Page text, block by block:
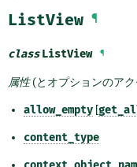
ListView ¶
class ListView ¶
属性(とオプションのアク
allow_empty [
content_type